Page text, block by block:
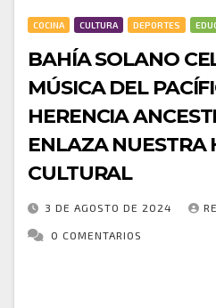
COCINA CULTURA DEPORTES
BAHÍA SOLANO
MÚSICA DEL
HERENCIA
ENLAZA NUESTRA
CULTURAL
3 DE AGOSTO DE 2024
0 COMENTARIOS